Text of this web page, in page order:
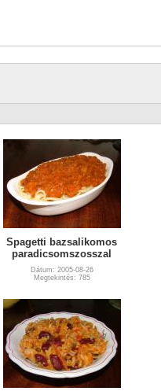
Spagetti bazsalikomos
paradicsomszosszal
Dátum: 2005-08-26
Megtekintés: 785